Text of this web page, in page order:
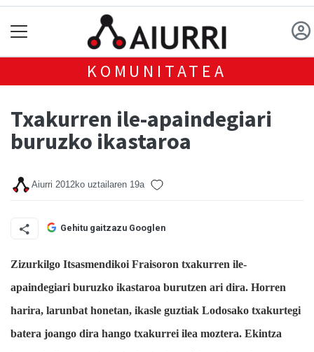
KOMUNITATEA
Txakurren ile-apaindegiari
buruzko ikastaroa
Aiurri 2012ko uztailaren 19a
Gehitu gaitzazu Googlen
Zizurkilgo Itsasmendikoi Fraisoron txakurren ile-
apaindegiari buruzko ikastaroa burutzen ari dira. Horren
harira, larunbat honetan, ikasle guztiak Lodosako txakurtegi
batera joango dira hango txakurrei ilea moztera. Ekintza